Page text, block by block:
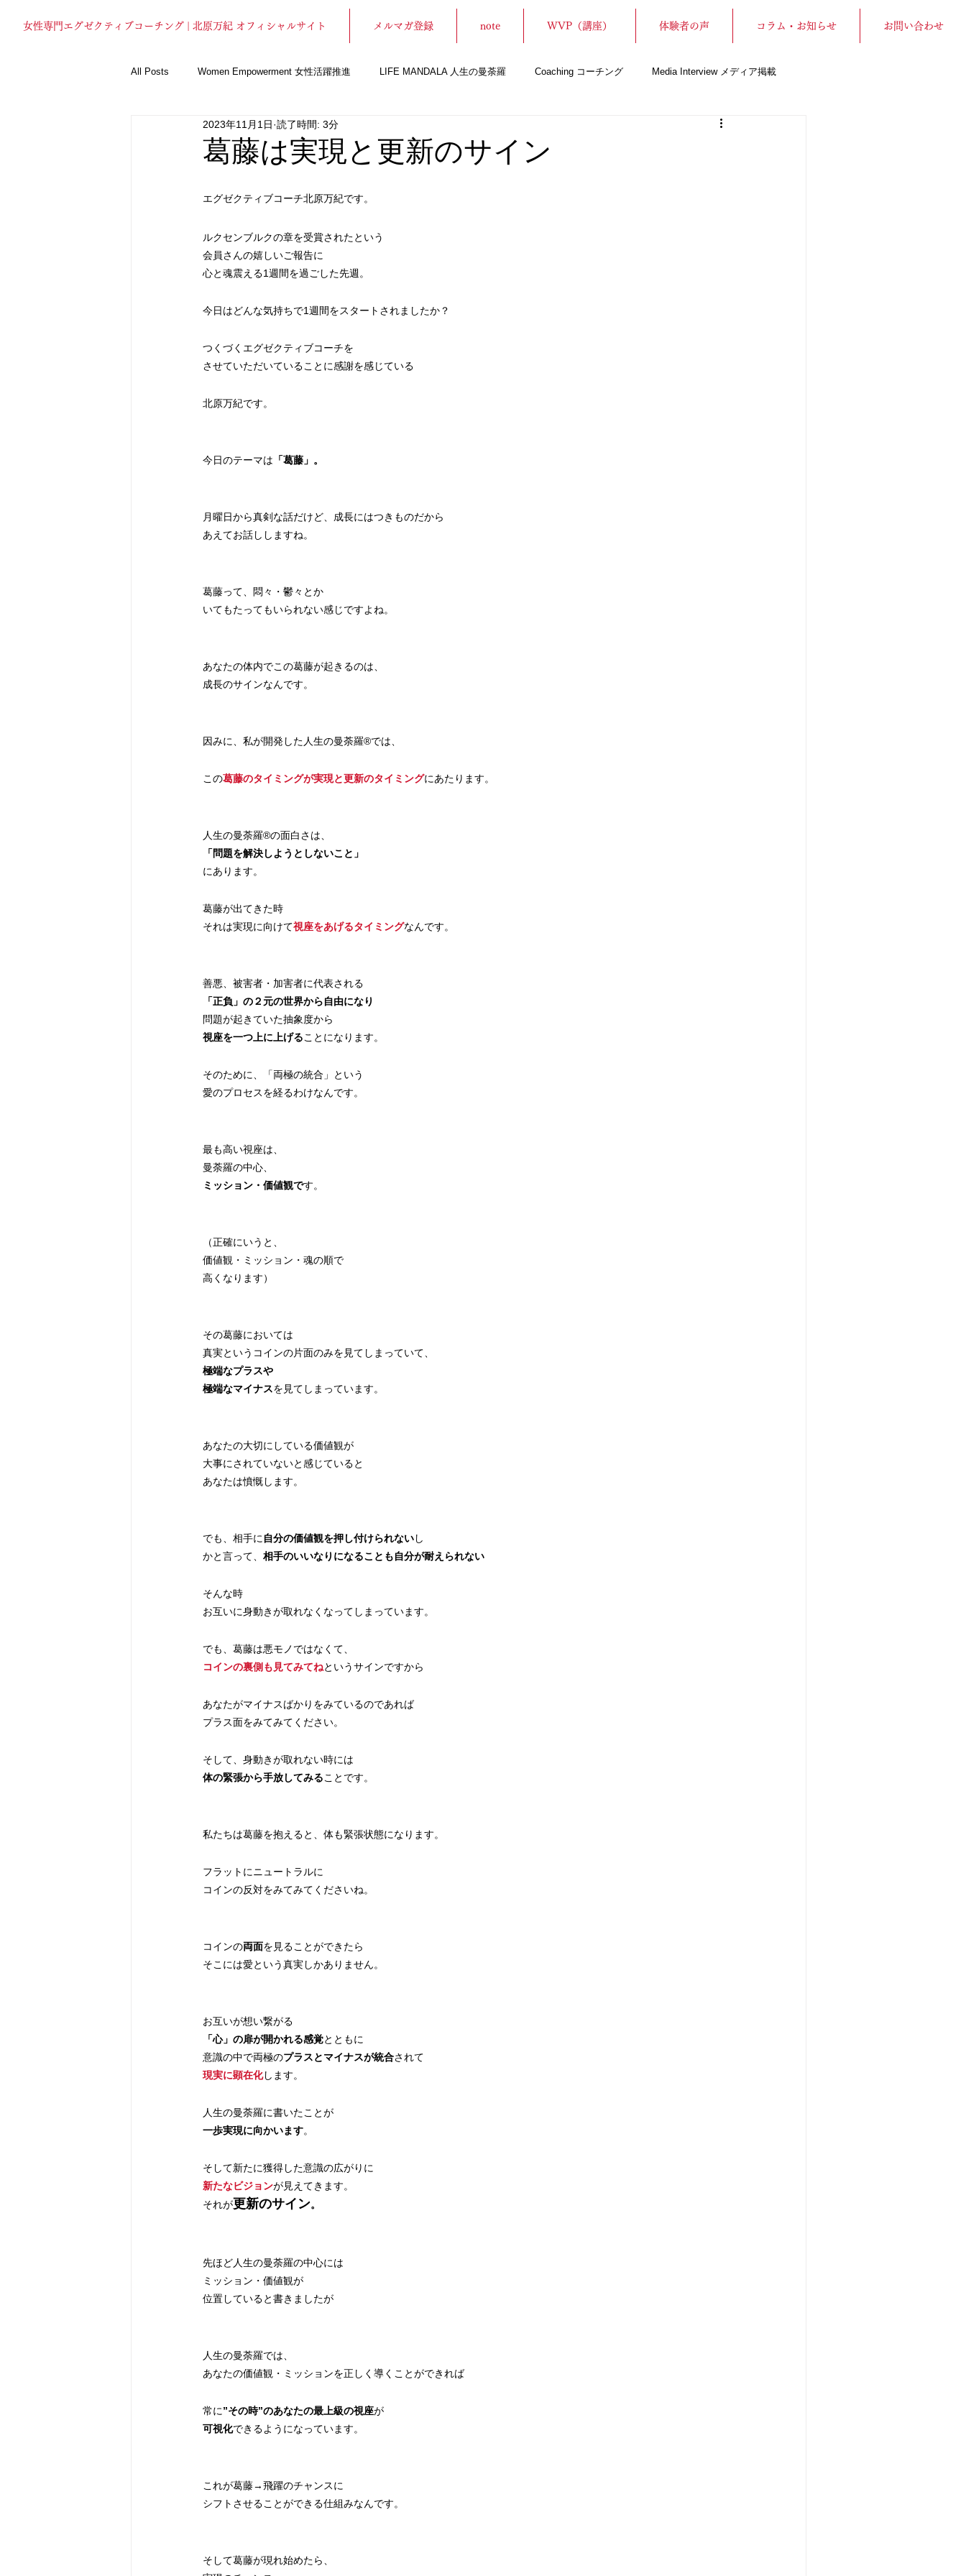
女性専門エグゼクティブコーチング | 北原万紀 オフィシャルサイト メルマガ登録 note WVP（講座） 体験者の声 コラム・お知らせ お問い合わせ
All Posts Women Empowerment 女性活躍推進 LIFE MANDALA 人生の曼荼羅 Coaching コーチング Media Interview メディア掲載
News お知らせ AI活用 Business Skill ビジネススキル
葛藤は実現と更新のサイン
2023年11月1日 読了時間: 3分
エグゼクティブコーチ北原万紀です。
ルクセンブルクの章を受賞されたという
会員さんの嬉しいご報告に
心と魂震える1週間を過ごした先週。
今日はどんな気持ちで1週間をスタートされましたか？
つくづくエグゼクティブコーチを
させていただいていることに感謝を感じている
北原万紀です。
今日のテーマは 「葛藤」。
月曜日から真剣な話だけど、成長にはつきものだから
あえてお話ししますね。
葛藤って、悶々・鬱々とか
いてもたってもいられない感じですよね。
あなたの体内でこの葛藤が起きるのは、
成長のサインなんです。
因みに、私が開発した人生の曼荼羅®では、
この葛藤のタイミングが実現と更新のタイミングにあたります。
人生の曼荼羅®️の面白さは、
「問題を解決しようとしないこと」
にあります。
葛藤が出てきた時
それは実現に向けて視座をあげるタイミングなんです。
善悪、被害者・加害者に代表される
「正負」の２元の世界から自由になり
問題が起きていた抽象度から
視座を一つ上に上げることになります。
そのために、「両極の統合」という
愛のプロセスを経るわけなんです。
最も高い視座は、
曼荼羅の中心、
ミッション・価値観です。
（正確にいうと、
価値観・ミッション・魂の順で
高くなります）
その葛藤においては
真実というコインの片面のみを見てしまっていて、
極端なプラスや
極端なマイナスを見てしまっています。
あなたの大切にしている価値観が
大事にされていないと感じていると
あなたは憤慨します。
でも、相手に 自分の価値観を押し付けられないし
かと言って、 相手のいいなりになることも自分が耐えられない
そんな時
お互いに身動きが取れなくなってしまっています。
でも、葛藤は悪モノではなくて、
コインの裏側も見てみてねというサインですから
あなたがマイナスばかりをみているのであれば
プラス面をみてみてください。
そして、身動きが取れない時には
体の緊張から手放してみることです。
私たちは葛藤を抱えると、体も緊張状態になります。
フラットにニュートラルに
コインの反対をみてみてくださいね。
コインの両面を見ることができたら
そこには愛という真実しかありません。
お互いが想い繋がる
「心」の扉が開かれる感覚とともに
意識の中で両極のプラスとマイナスが統合されて
現実に顕在化します。
人生の曼荼羅に書いたことが
一歩実現に向かいます。
そして新たに獲得した意識の広がりに
新たなビジョンが見えてきます。
それが更新のサイン。
先ほど人生の曼荼羅の中心には
ミッション・価値観が
位置していると書きましたが
人生の曼荼羅では、
あなたの価値観・ミッションを正しく導くことができれば
常に”その時”のあなたの最上級の視座が
可視化できるようになっています。
これが葛藤→飛躍のチャンスに
シフトさせることができる仕組みなんです。
そして葛藤が現れ始めたら、